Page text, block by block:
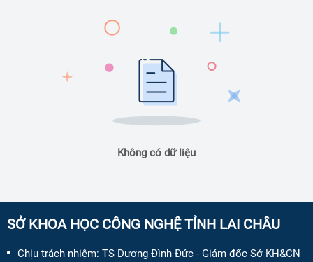
Không có dữ liệu
SỞ KHOA HỌC CÔNG NGHỆ TỈNH LAI CHÂU
Chịu trách nhiệm: TS Dương Đình Đức - Giám đốc Sở KH&CN